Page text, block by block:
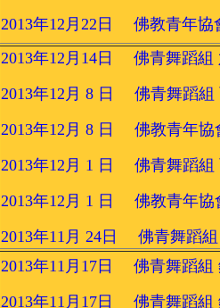
2013年12月22日 佛教青年協
2013年12月14日 佛青舞蹈組
2013年12月 8 日 佛青舞蹈組
2013年12月 8 日 佛教青年協
2013年12月 1 日 佛青舞蹈組
2013年12月 1 日 佛教青年協
2013年11月 24日 佛青舞蹈
2013年11月17日 佛青舞蹈組
2013年11月17日 佛青舞蹈組